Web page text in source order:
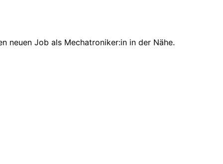
neuen Job als Mechatroniker:in in der Nähe.